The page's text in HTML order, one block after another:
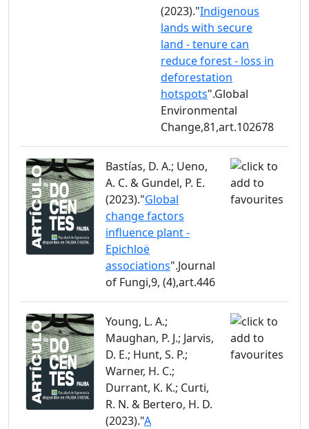
(2023)."Indigenous
lands with secure
land - tenure can
reduce forest - loss in
deforestation
hotspots".Global
Environmental
Change,81,art.102678
Bastías, D. A.; Ueno,
A. C. & Gundel, P. E.
(2023)."Global
change factors
influence plant -
Epichloë
associations".Journal
of Fungi,9, (4),art.446
Young, L. A.;
Maughan, P. J.; Jarvis,
D. E.; Hunt, S. P.;
Warner, H. C.;
Durrant, K. K.; Curti,
R. N. & Bertero, H. D.
(2023)."A